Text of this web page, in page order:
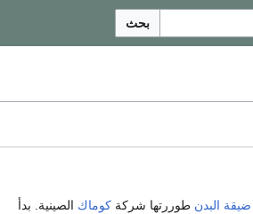
بحث
البدن طوررتها شركة كوماك الصينية. بدأ